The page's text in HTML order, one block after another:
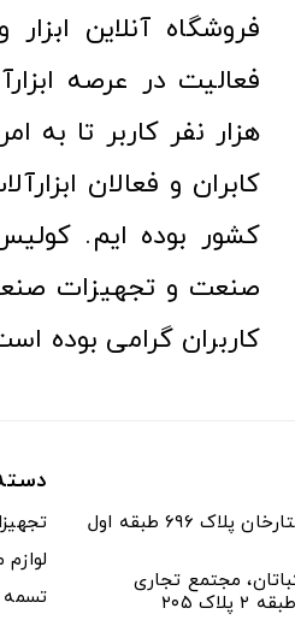
هزار نفر کاربر تا به
کابران و فعالان
کشور بوده ایم.
صنعت و تجهیزات
کاربران گرامی بوده
شعبه مرکز: ستارخان پلاک ۶۹۶ طبقه اول
مجتمع تجاری
۲۰۵
تسمه